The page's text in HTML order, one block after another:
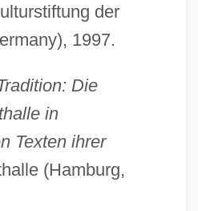
der
1997.
Die
in
Texten ihrer
(Hamburg,